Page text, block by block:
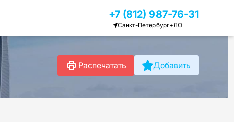
+7 (812) 987-76-31
Санкт-Петербург+ЛО
Распечатать Добавить